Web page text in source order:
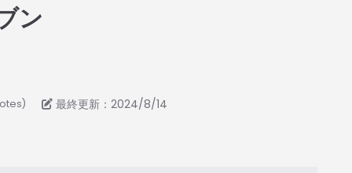
ン
最終更新：2024/8/14